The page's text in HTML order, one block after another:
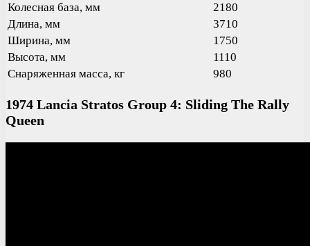
Колесная база, мм
2180
Длина, мм
3710
Ширина, мм
1750
Высота, мм
1110
Снаряженная масса, кг
980
1974 Lancia Stratos Group 4: Sliding The Rally
Queen